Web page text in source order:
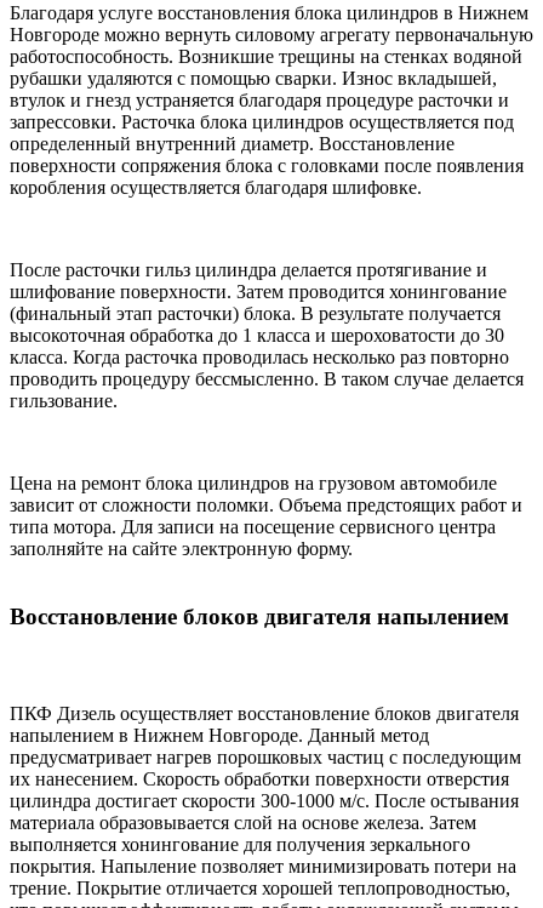
Благодаря услуге восстановления блока цилиндров в Нижнем
Новгороде можно вернуть силовому агрегату первоначальную
работоспособность. Возникшие трещины на стенках водяной
рубашки удаляются с помощью сварки. Износ вкладышей,
втулок и гнезд устраняется благодаря процедуре расточки и
запрессовки. Расточка блока цилиндров осуществляется под
определенный внутренний диаметр. Восстановление
поверхности сопряжения блока с головками после появления
коробления осуществляется благодаря шлифовке.
После расточки гильз цилиндра делается протягивание и
шлифование поверхности. Затем проводится хонингование
(финальный этап расточки) блока. В результате получается
высокоточная обработка до 1 класса и шероховатости до 30
класса. Когда расточка проводилась несколько раз повторно
проводить процедуру бессмысленно. В таком случае делается
гильзование.
Цена на ремонт блока цилиндров на грузовом автомобиле
зависит от сложности поломки. Объема предстоящих работ и
типа мотора. Для записи на посещение сервисного центра
заполняйте на сайте электронную форму.
Восстановление блоков двигателя напылением
ПКФ Дизель осуществляет восстановление блоков двигателя
напылением в Нижнем Новгороде. Данный метод
предусматривает нагрев порошковых частиц с последующим
их нанесением. Скорость обработки поверхности отверстия
цилиндра достигает скорости 300-1000 м/с. После остывания
материала образовывается слой на основе железа. Затем
выполняется хонингование для получения зеркального
покрытия. Напыление позволяет минимизировать потери на
трение. Покрытие отличается хорошей теплопроводностью,